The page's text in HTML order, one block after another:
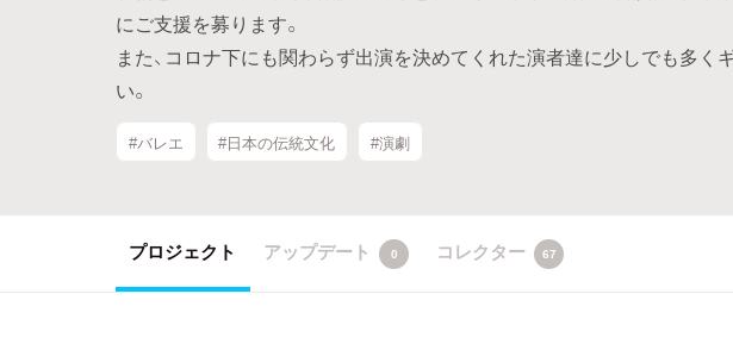
にご支援を募ります。
また、コロナ下にも関わらず出演を決めてくれた演者達に少しでも多く
い。
#バレエ #日本の伝統文化 #演劇
プロジェクト アップデート 0 コレクター 67